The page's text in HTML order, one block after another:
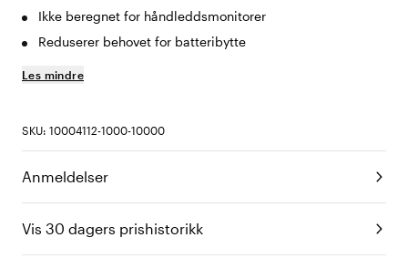
Ikke beregnet for håndleddsmonitorer
Reduserer behovet for batteribytte
Les mindre
SKU: 10004112-1000-10000
Anmeldelser
Vis 30 dagers prishistorikk